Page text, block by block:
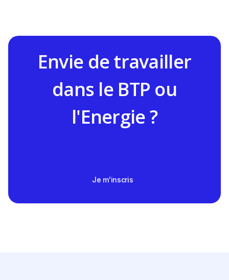
Envie de travailler
dans le BTP ou
l'Energie ?
Je m'inscris